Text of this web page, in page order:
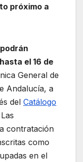
próximo a
podrán
el 16 de
General de
Andalucía, a
del Catálogo
contratación
como
en el